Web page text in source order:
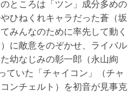
ところは「ツン」成分多めの
ひねくれキャラだった蒼（坂
みんなのために率先して動く
に敵意をのぞかせ、ライバル
幼なじみの彰一郎（永山絢
ていた「チャイコン」（チャ
ンチェルト）を初音が見事克